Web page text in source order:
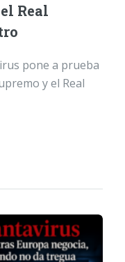
Real
pone a prueba
y el Real